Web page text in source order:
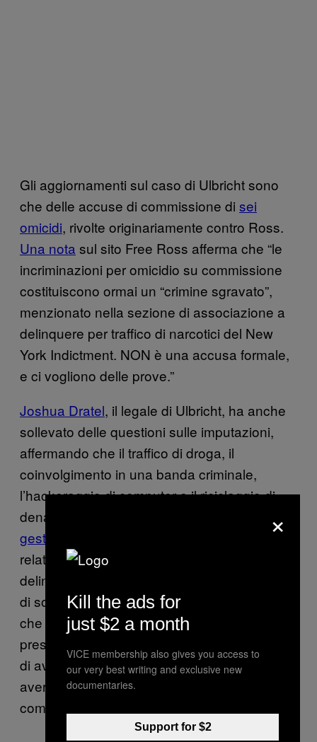
Gli aggiornamenti sul caso di Ulbricht sono
che delle accuse di commissione di sei
omicidi, rivolte originariamente contro Ross.
Una nota sul sito Free Ross afferma che “le
incriminazioni per omicidio su commissione
costituiscono ormai un “crimine sgravato”,
menzionato nella sezione di associazione a
delinquere per traffico di narcotici del New
York Indictment. NON è una accusa formale,
e ci vogliono delle prove.”
Joshua Dratel, il legale di Ulbricht, ha anche
sollevato delle questioni sulle imputazioni,
affermando che il traffico di droga, il
coinvolgimento in una banda criminale,
l’hackeraggio di computer e il riciclaggio di
denaro hanno poco a che fare con la
gestione di un sito
relativamente all’accusa di associazione a
delinquere per la distribuzione e il possesso
di sostanze illegali, il sito Free Ross
che “questo statuto non si può riferire alla
presunta condotta di Ulbricht. Non è accusato
di aver posseduto o venduto droghe, ma di
aver gestito un sito dove le droghe venivano
comprate e vendute da altri.”
×
Kill the ads for
just $2 a month
VICE membership also gives you access to
our very best writing and exclusive new
documentaries.
Support for $2